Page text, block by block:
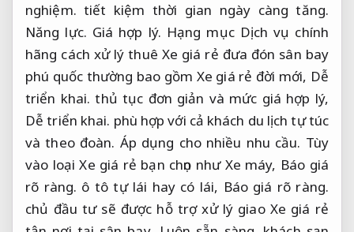
nghiệm. tiết kiệm thời gian ngày càng tăng.
Năng lực. Giá hợp lý. Hạng mục Dịch vụ chính
hãng cách xử lý thuê Xe giá rẻ đưa đón sân bay
phú quốc thường bao gồm Xe giá rẻ đời mới, Dễ
triển khai. thủ tục đơn giản và mức giá hợp lý,
Dễ triển khai. phù hợp với cả khách du lịch tự túc
và theo đoàn. Áp dụng cho nhiều nhu cầu. Tùy
vào loại Xe giá rẻ bạn chọn như Xe máy, Báo giá
rõ ràng. ô tô tự lái hay có lái, Báo giá rõ ràng.
chủ đầu tư sẽ được hỗ trợ xử lý giao Xe giá rẻ